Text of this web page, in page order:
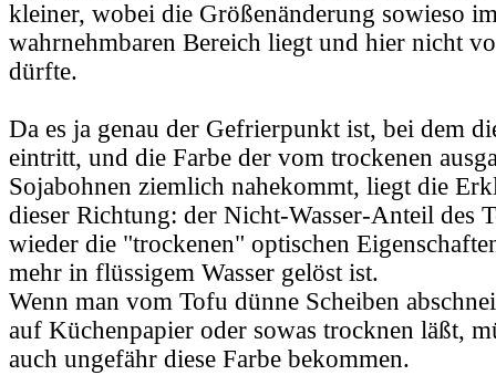
kleiner, wobei die Größenänderung sowieso
wahrnehmbaren Bereich liegt und hier nicht
dürfte.
Da es ja genau der Gefrierpunkt ist, bei dem
eintritt, und die Farbe der vom trockenen
Sojabohnen ziemlich nahekommt, liegt die
dieser Richtung: der Nicht-Wasser-Anteil des
wieder die "trockenen" optischen
mehr in flüssigem Wasser gelöst ist.
Wenn man vom Tofu dünne Scheiben
auf Küchenpapier oder sowas trocknen läßt,
auch ungefähr diese Farbe bekommen.